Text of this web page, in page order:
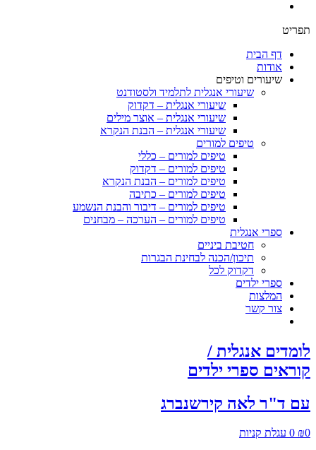
תפריט
דף הבית
אודות
שיעורים וטיפים
שיעורי אנגלית לתלמיד ולסטודנט
שיעורי אנגלית – דקדוק
שיעורי אנגלית – אוצר מילים
שיעורי אנגלית – הבנת הנקרא
טיפים למורים
טיפים למורים – כללי
טיפים למורים – דקדוק
טיפים למורים – הבנת הנקרא
טיפים למורים – כתיבה
טיפים למורים – דיבור והבנת הנשמע
טיפים למורים – הערכה – מבחנים
ספרי אנגלית
חטיבת ביניים
תיכון/הכנה לבחינת הבגרות
דקדוק לכל
ספרי ילדים
המלצות
צור קשר
לומדים אנגלית /
קוראים ספרי ילדים
עם ד"ר לאה קירשנברג
₪0
0 עגלת קניות